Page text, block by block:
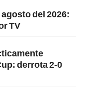
agosto del 2026:
TV
derrota 2-0